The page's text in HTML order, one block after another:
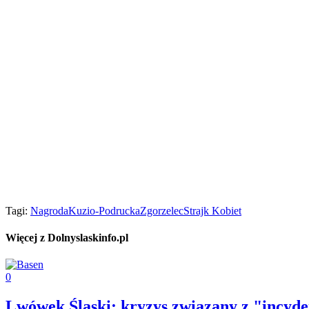
Tagi: NagrodaKuzio-PodruckaZgorzelecStrajk Kobiet
Więcej z Dolnyslaskinfo.pl
0